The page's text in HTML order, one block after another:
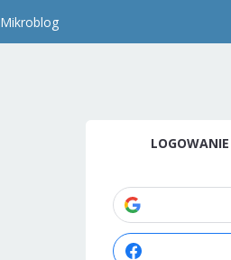
Mikroblog
LOGOWANIE